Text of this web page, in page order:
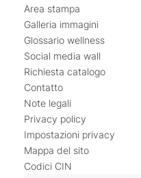
Area stampa
Galleria immagini
Glossario wellness
Social media wall
Richiesta catalogo
Contatto
Note legali
Privacy policy
Impostazioni privacy
Mappa del sito
Codici CIN